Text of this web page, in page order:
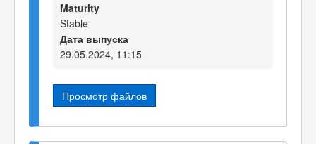
Maturity
Stable
Дата выпуска
29.05.2024, 11:15
Просмотр файлов